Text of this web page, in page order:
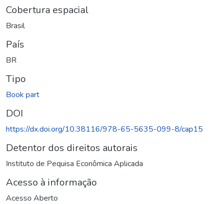
Cobertura espacial
Brasil
País
BR
Tipo
Book part
DOI
https://dx.doi.org/10.38116/978-65-5635-099-8/cap15
Detentor dos direitos autorais
Instituto de Pequisa Econômica Aplicada
Acesso à informação
Acesso Aberto